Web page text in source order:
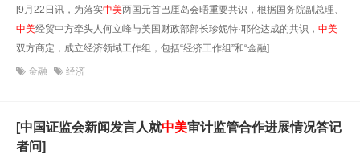
[9月22日讯，为落实中美两国元首巴厘岛会晤重要共识，根据国务院副总理、
中美经贸中方牵头人何立峰与美国财政部部长珍妮特·耶伦达成的共识， 中美
双方商定，成立经济领域工作组，包括“经济工作组”和“金融]
金融 经济
[中国证监会新闻发言人就中美审计监管合作进展情况答记
者问]